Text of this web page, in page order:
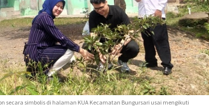
secara simbolis di halaman KUA Kecamatan Bungursari usai mengikuti